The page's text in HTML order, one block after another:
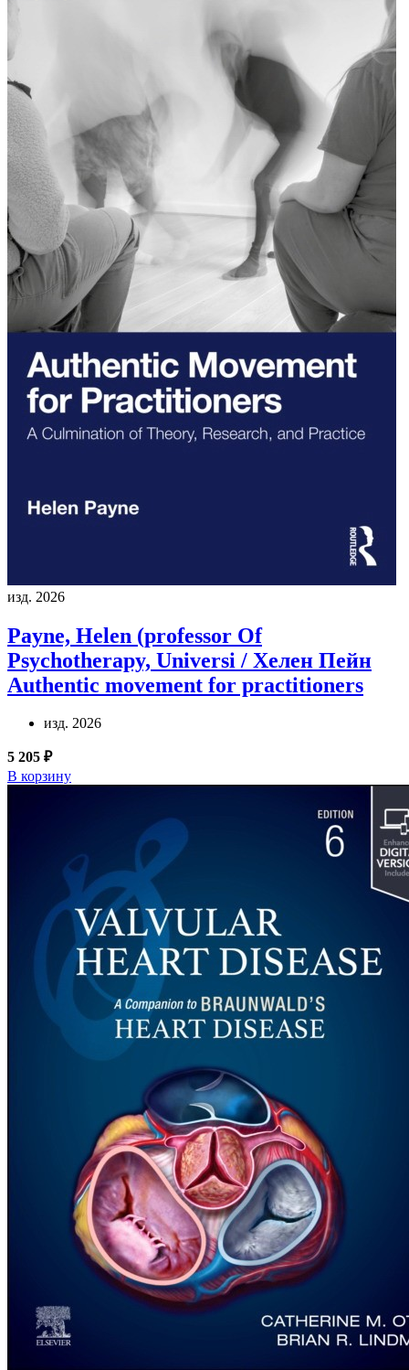
изд. 2026
Payne, Helen (professor Of
Psychotherapy, Universi / Хелен Пейн
Authentic movement for practitioners
изд. 2026
5 205 ₽
В корзину